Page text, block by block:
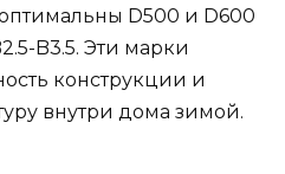
D500 и D600
B3.5. Эти марки
конструкции и
внутри дома зимой.